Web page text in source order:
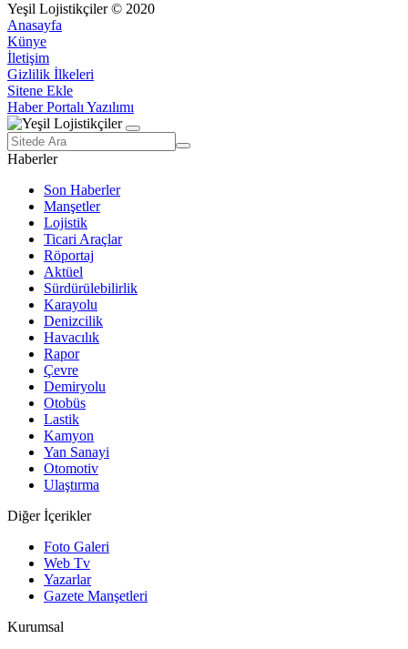
Yeşil Lojistikçiler © 2020
Anasayfa
Künye
İletişim
Gizlilik İlkeleri
Sitene Ekle
Haber Portalı Yazılımı
Haberler
Son Haberler
Manşetler
Lojistik
Ticari Araçlar
Röportaj
Aktüel
Sürdürülebilirlik
Karayolu
Denizcilik
Havacılık
Rapor
Çevre
Demiryolu
Otobüs
Lastik
Kamyon
Yan Sanayi
Otomotiv
Ulaştırma
Diğer İçerikler
Foto Galeri
Web Tv
Yazarlar
Gazete Manşetleri
Kurumsal